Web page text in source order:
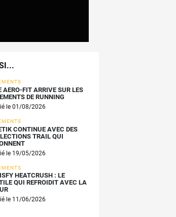
AERO-FIT ARRIVE SUR LES
DE RUNNING
le 01/08/2026
CONTINUE AVEC DES
TRAIL QUI
le 19/05/2026
HEATCRUSH : LE
QUI REFROIDIT AVEC LA
le 11/06/2026